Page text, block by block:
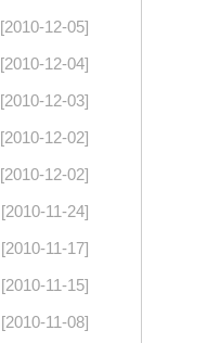
[2010-12-05]
[2010-12-04]
[2010-12-03]
[2010-12-02]
[2010-12-02]
[2010-11-24]
[2010-11-17]
[2010-11-15]
[2010-11-08]